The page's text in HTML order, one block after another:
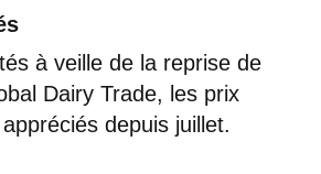
à veille de la reprise de
Dairy Trade, les prix
depuis juillet.